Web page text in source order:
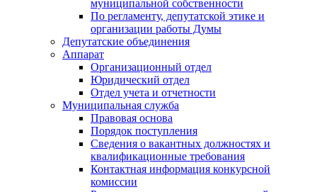
муниципальной собственности
По регламенту, депутатской этике и
организации работы Думы
Депутатские объединения
Аппарат
Организационный отдел
Юридический отдел
Отдел учета и отчетности
Муниципальная служба
Правовая основа
Порядок поступления
Сведения о вакантных должностях и
квалификационные требования
Контактная информация конкурсной
комиссии